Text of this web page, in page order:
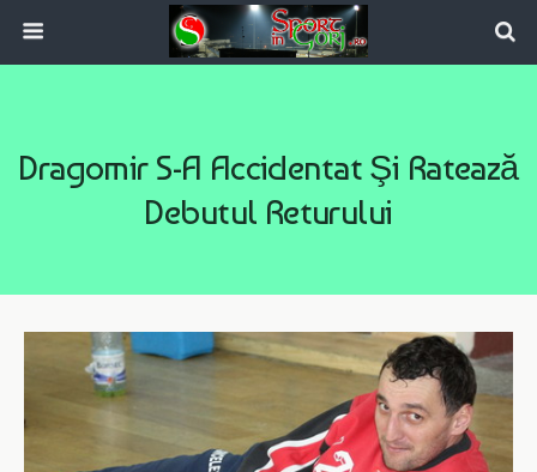
Dragomir S-A Accidentat Şi Ratează
Debutul Returului